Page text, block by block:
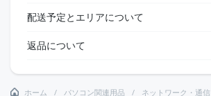
配送予定とエリアについて
返品について
ホーム パソコン関連用品 ネットワーク・通信